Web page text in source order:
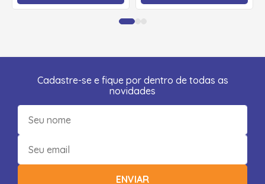
Cadastre-se e fique por dentro de todas as
novidades
ENVIAR